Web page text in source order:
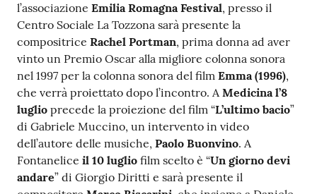
l’associazione Emilia Romagna Festival, presso il
Centro Sociale La Tozzona sarà presente la
compositrice Rachel Portman, prima donna ad aver
vinto un Premio Oscar alla migliore colonna sonora
nel 1997 per la colonna sonora del film Emma (1996),
che verrà proiettato dopo l’incontro. AMedicina l’8
luglio precede la proiezione del film “L’ultimo bacio”
di Gabriele Muccino, un intervento in video
dell’autore delle musiche, Paolo Buonvino. A
Fontanelice il 10 luglio film scelto è “Un giorno devi
andare” di Giorgio Diritti e sarà presente il